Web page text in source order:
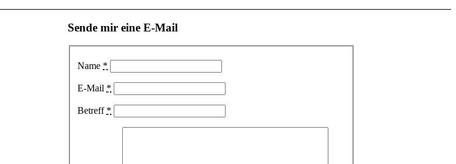
Sende mir eine E-Mail
Name *
E-Mail *
Betreff *